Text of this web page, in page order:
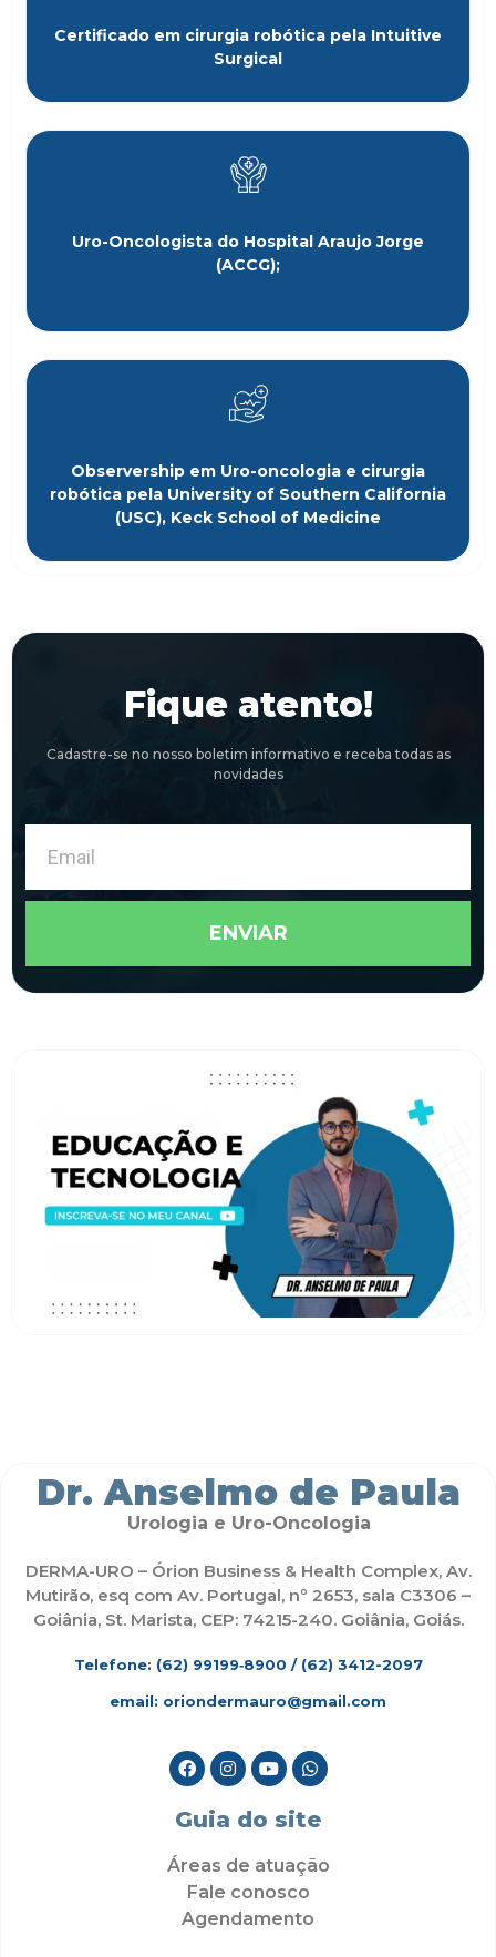
Certificado em cirurgia robótica pela Intuitive
Surgical
Uro-Oncologista do Hospital Araujo Jorge
(ACCG);
Observership em Uro-oncologia e cirurgia
robótica pela University of Southern California
(USC), Keck School of Medicine
Fique atento!
Cadastre-se no nosso boletim informativo e receba todas as
novidades
ENVIAR
Dr. Anselmo de Paula
Urologia e Uro-Oncologia
DERMA-URO – Órion Business & Health Complex, Av.
Mutirão, esq com Av. Portugal, nº 2653, sala C3306 –
Goiânia, St. Marista, CEP: 74215-240. Goiânia, Goiás.
Telefone: (62) 99199‑8900 / (62) 3412-2097
email: oriondermauro@gmail.com
Guia do site
Áreas de atuação
Fale conosco
Agendamento